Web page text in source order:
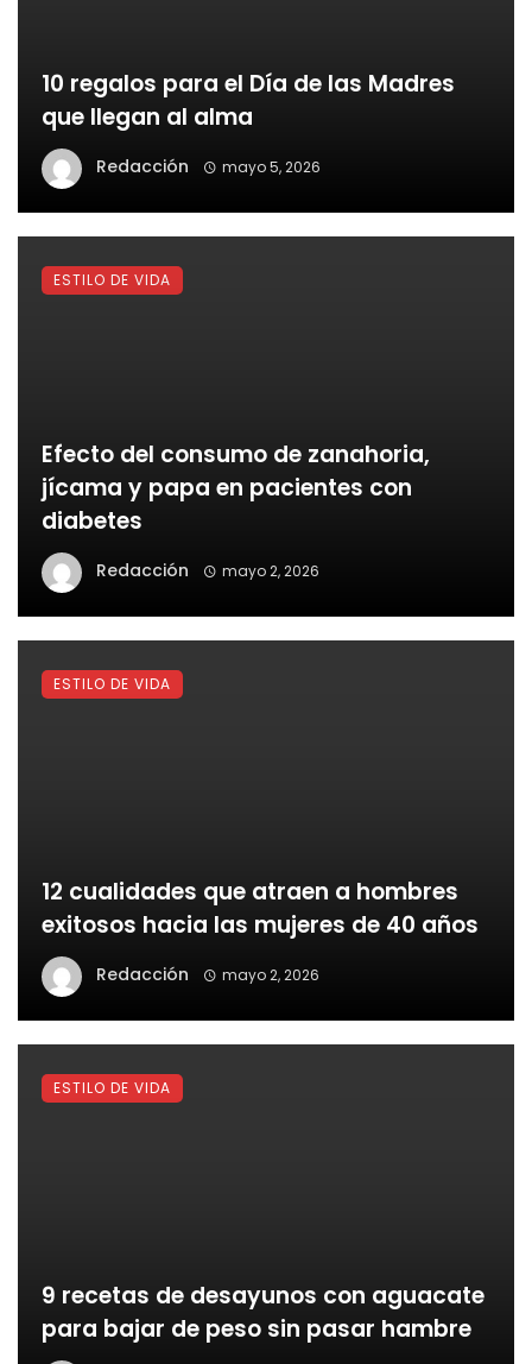
10 regalos para el Día de las Madres
que llegan al alma
Redacción mayo 5, 2026
Efecto del consumo de zanahoria,
jícama y papa en pacientes con
diabetes
Redacción mayo 2, 2026
ESTILO DE VIDA
12 cualidades que atraen a hombres
exitosos hacia las mujeres de 40 años
Redacción mayo 2, 2026
ESTILO DE VIDA
9 recetas de desayunos con aguacate
para bajar de peso sin pasar hambre
ESTILO DE VIDA